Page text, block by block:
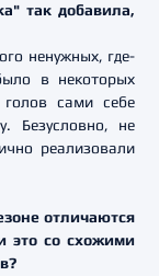
так добавила,
ненужных, где-
в некоторых
сами себе
Безусловно, не
реализовали
отличаются
это со схожими